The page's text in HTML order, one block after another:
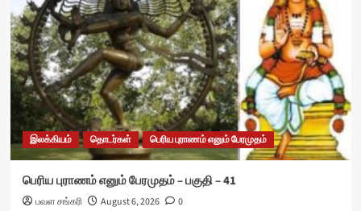
இலக்கியம் தொடர்கள் பெரிய புராணம் எனும் பேரமுதம்
பெரிய புராணம் எனும் பேரமுதம் – பகுதி – 41
பவள சங்கரி August 6, 2026 0